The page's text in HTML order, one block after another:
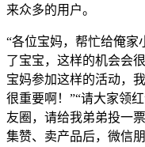
来众多的用户。
“各位宝妈，帮忙给俺
了宝宝，这样的机会会
宝妈参加这样的活动，
很重要啊！”“请大家领
友圈，请给我弟弟投一
集赞、卖产品后，微信